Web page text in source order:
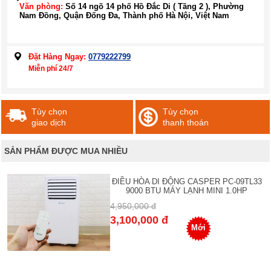
Văn phòng: Số 14 ngõ 14 phố Hồ Đắc Di ( Tầng 2 ), Phường
Nam Đồng, Quận Đống Đa, Thành phố Hà Nội, Việt Nam
Đặt Hàng Ngay: 0779222799
Miễn phí 24/7
Tùy chọn
giao dịch
Tùy chọn
thanh thoán
SẢN PHẨM ĐƯỢC MUA NHIỀU
ĐIỀU HÒA DI ĐỘNG CASPER PC-09TL33
9000 BTU MÁY LẠNH MINI 1.0HP
4,950,000 đ
3,100,000 đ
Mới